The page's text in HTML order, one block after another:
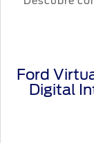
a
Ford
Digital